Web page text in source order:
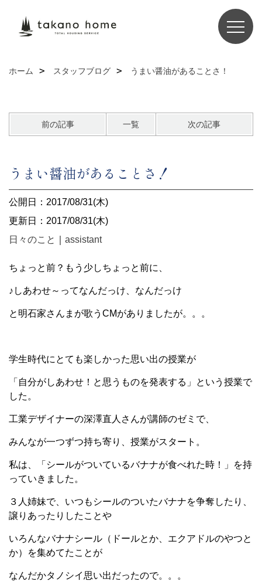
ホーム スタッフブログ うまい醤油があることさ！
前の記事 一覧 次の記事
うまい醤油があることさ！
公開日：2017/08/31(木)
更新日：2017/08/31(木)
日々のこと
assistant
ちょっと前？もう少しちょっと前に、
♪しあわせ～ってなんだっけ、なんだっけ
と明石家さんまが歌うCMがありましたが。。。
学生時代にとても楽しかった思い出の授業が
「自分がしあわせ！と思うものを発表する」という授業で
した。
工業デザイナーの深澤直人さんが講師のゼミで、
みんなが一つずつ持ち寄り、授業がスタート。
私は、「シールがついているバナナが食べれた時！」を持
っていきました。
３人姉妹で、いつもシールのついたバナナを争奪したり、
譲りあったりしたことや
いろんなバナナシール（ドールとか、エクアドルのやつと
か）を集めてたことが
なんだかタノシイ思い出だったので。。。